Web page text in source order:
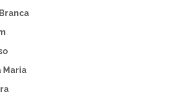
Branca
Maria